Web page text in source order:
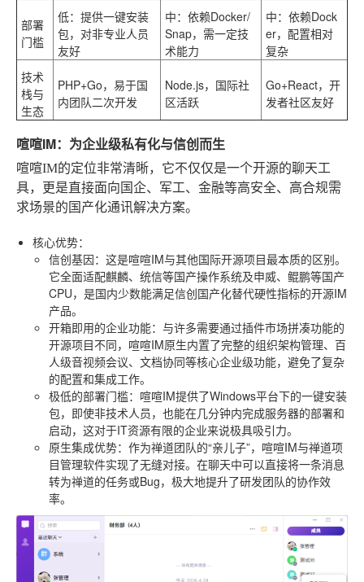
部署
门槛
低：提供一键安装
包，对非专业人员
友好
中：依赖Docker/
Snap，需一定技
术能力
中：依赖Dock
er，配置相对
复杂
技术
栈与
生态
PHP+Go，易于国
内团队二次开发
Node.js，国际社
区活跃
Go+React，开
发者社区友好
喧喧IM：为企业级私有化与信创而生
喧喧IM的定位非常清晰，它不仅仅是一个开源的聊天工
具，更是直接面向国企、军工、金融等高安全、高合规需
求场景的国产化通讯解决方案。
核心优势：
信创基因：这是喧喧IM与其他国际开源项目最本质的区别。
它全面适配麒麟、统信等国产操作系统及申威、鲲鹏等国产
CPU，是国内少数能满足信创国产化替代硬性指标的开源IM
产品。
开箱即用的企业功能：与许多需要通过插件市场拼凑功能的
开源项目不同，喧喧IM原生内置了完整的组织架构管理、百
人级音视频会议、文档协同等核心企业级功能，避免了复杂
的配置和集成工作。
极低的部署门槛：喧喧IM提供了Windows平台下的一键安装
包，即使非技术人员，也能在几分钟内完成服务器的部署和
启动，这对于IT资源有限的企业来说极具吸引力。
原生集成优势：作为禅道团队的“亲儿子”，喧喧IM与禅道项
目管理软件实现了无缝对接。在聊天中可以直接将一条消息
转为禅道的任务或Bug，极大地提升了研发团队的协作效
率。